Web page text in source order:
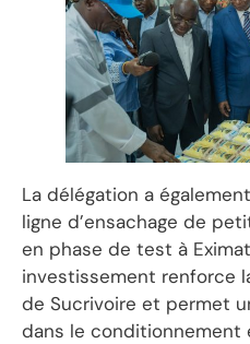
La délégation a
ligne d’ensachage de
en phase de test à
investissement renforce
de Sucrivoire et permet
dans le conditionnement